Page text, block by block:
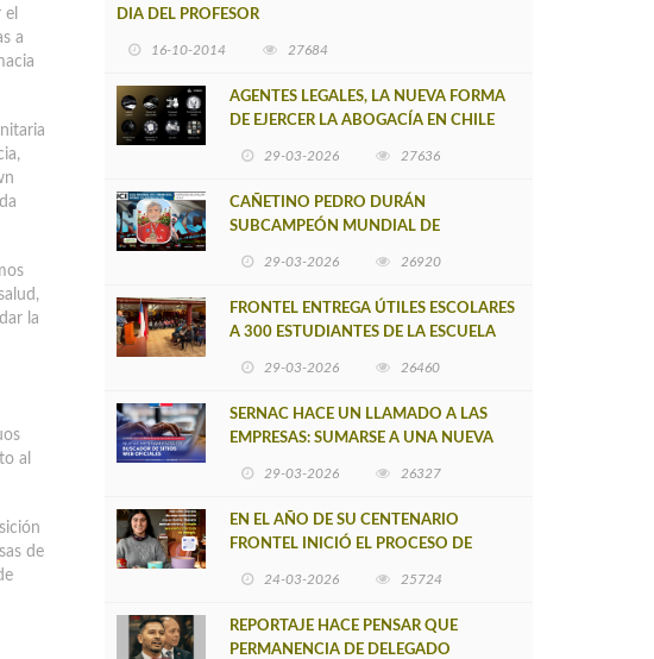
a
la
al
de
DIA DEL PROFESOR
16-10-2014 27684
AGENTES LEGALES, LA NUEVA FORMA
DE EJERCER LA ABOGACÍA EN CHILE
29-03-2026 27636
CAÑETINO PEDRO DURÁN
SUBCAMPEÓN MUNDIAL DE
29-03-2026 26920
FRONTEL ENTREGA ÚTILES ESCOLARES
A 300 ESTUDIANTES DE LA ESCUELA
29-03-2026 26460
SERNAC HACE UN LLAMADO A LAS
EMPRESAS: SUMARSE A UNA NUEVA
29-03-2026 26327
EN EL AÑO DE SU CENTENARIO
FRONTEL INICIÓ EL PROCESO DE
24-03-2026 25724
REPORTAJE HACE PENSAR QUE
PERMANENCIA DE DELEGADO